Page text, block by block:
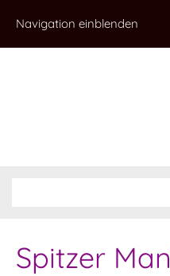
Navigation einblenden
Spitzer